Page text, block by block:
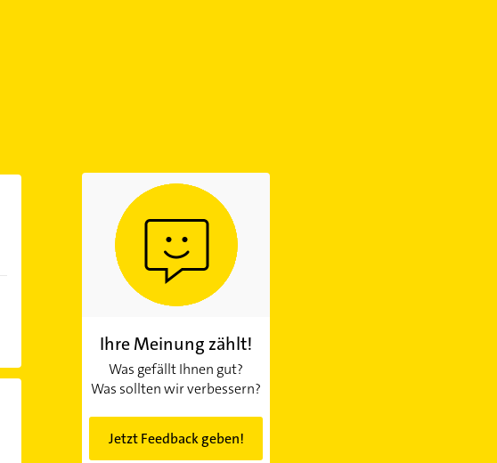
Ihre Meinung zählt!
Was gefällt Ihnen gut?
Was sollten wir verbessern?
Jetzt Feedback geben!